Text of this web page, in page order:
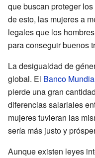
que buscan proteger
de esto, las mujeres a
legales que los
para conseguir buenos
La desigualdad de
global. El Banco
pierde una gran
diferencias salariales
mujeres tuvieran las
sería más justo y
Aunque existen leyes